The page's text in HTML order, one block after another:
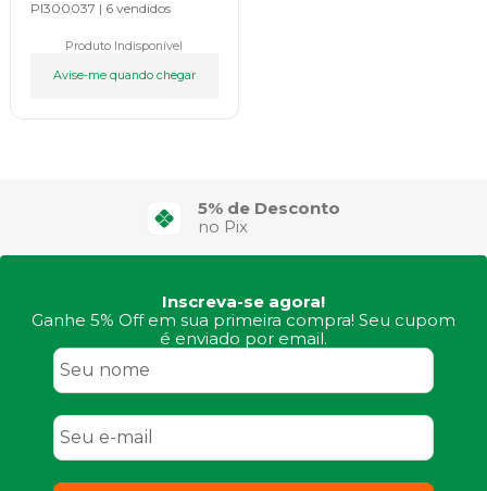
PI300037 | 6 vendidos
Produto Indisponível
Avise-me quando chegar
5% de Desconto
no Pix
Inscreva-se agora!
Ganhe 5% Off em sua primeira compra! Seu cupom
é enviado por email.